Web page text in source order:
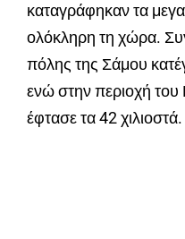
καταγράφηκαν τα
ολόκληρη τη χώρα.
πόλης της Σάμου
ενώ στην περιοχή
έφτασε τα 42 χιλιοστά.